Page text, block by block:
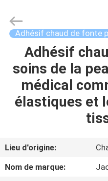
MAISON
PRODUITS
DE
NOUS
Jaour
Adhesive
Products
Co.,Ltd.
Adhésif chaud de fonte
Adhésif
soins de la
médical
élastiques et
Lieu d'origine:
Nom de marque: